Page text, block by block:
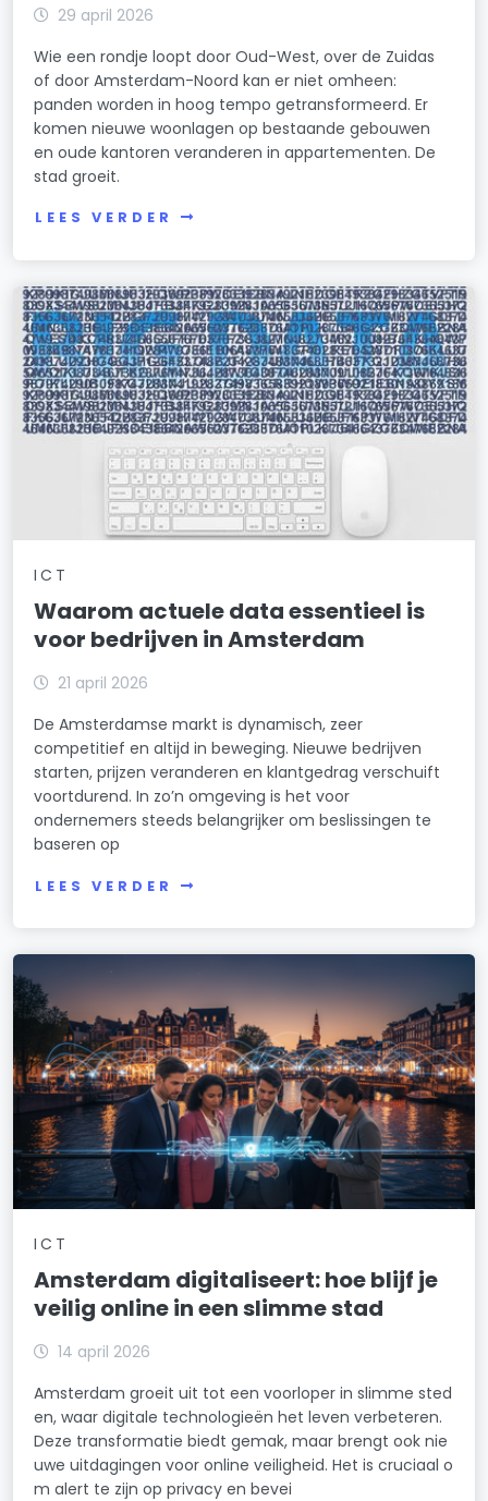
29 april 2026
Wie een rondje loopt door Oud-West, over de Zuidas
of door Amsterdam-Noord kan er niet omheen:
panden worden in hoog tempo getransformeerd. Er
komen nieuwe woonlagen op bestaande gebouwen
en oude kantoren veranderen in appartementen. De
stad groeit.
LEES VERDER
ICT
Waarom actuele data essentieel is
voor bedrijven in Amsterdam
21 april 2026
De Amsterdamse markt is dynamisch, zeer
competitief en altijd in beweging. Nieuwe bedrijven
starten, prijzen veranderen en klantgedrag verschuift
voortdurend. In zo’n omgeving is het voor
ondernemers steeds belangrijker om beslissingen te
baseren op
LEES VERDER
ICT
Amsterdam digitaliseert: hoe blijf je
veilig online in een slimme stad
14 april 2026
Amsterdam groeit uit tot een voorloper in slimme sted
en, waar digitale technologieën het leven verbeteren.
Deze transformatie biedt gemak, maar brengt ook nie
uwe uitdagingen voor online veiligheid. Het is cruciaal o
m alert te zijn op privacy en bevei